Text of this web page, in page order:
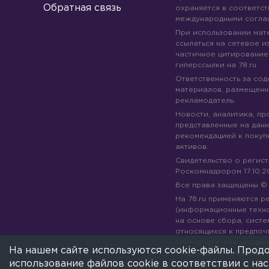
Обратная связь
охраняется в
международными
При использовании
ссылаться на сетевое
частичное
гиперссылки на 78.ru
Ответственность за
материалов,
рекламодатель.
Новости, аналитика,
представленные на
рекомендацией к
активов.
Свидетельство о
Роскомнадзором
Все права защищены
На 78.ru применяются
(информационные
на основе сбора,
относящихся к
Федерации).Подробнее
На нашем сайте используются cookie-файлы.
использование файлов cookie в соответствии с